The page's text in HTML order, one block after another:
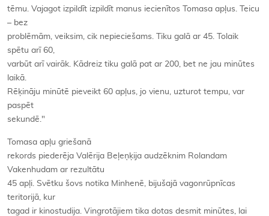
tēmu. Vajagot izpildīt izpildīt manus iecienītos Tomasa apļus. Teicu
– bez
problēmām, veiksim, cik nepieciešams. Tiku galā ar 45. Tolaik
spētu arī 60,
varbūt arī vairāk. Kādreiz tiku galā pat ar 200, bet ne jau minūtes
laikā.
Rēķināju minūtē pieveikt 60 apļus, jo vienu, uzturot tempu, var
paspēt
sekundē."
Tomasa apļu griešanā
rekords piederēja Valērija Beļeņķija audzēknim Rolandam
Vakenhudam ar rezultātu
45 apļi. Svētku šovs notika Minhenē, bijušajā vagonrūpnīcas
teritorijā, kur
tagad ir kinostudija. Vingrotājiem tika dotas desmit minūtes, lai